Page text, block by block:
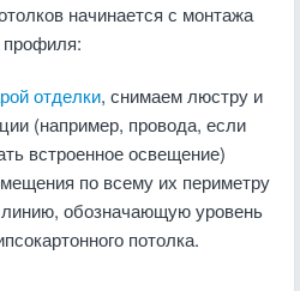
начинается с монтажа
профиля:
отделки, снимаем люстру и
(например, провода, если
встроенное освещение)
по всему их периметру
обозначающую уровень
потолка.